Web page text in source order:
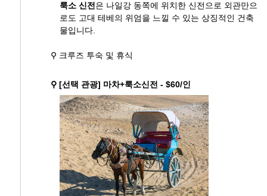
룩소 신전 은 나일강 동쪽에 위치한 신전으로 외관만으
로도 고대 테베의 위엄을 느낄 수 있는 상징적인 건축
물입니다.
⚲ 크루즈 투숙 및 휴식
⚲ [선택 관광] 마차+룩소신전 - $60/인